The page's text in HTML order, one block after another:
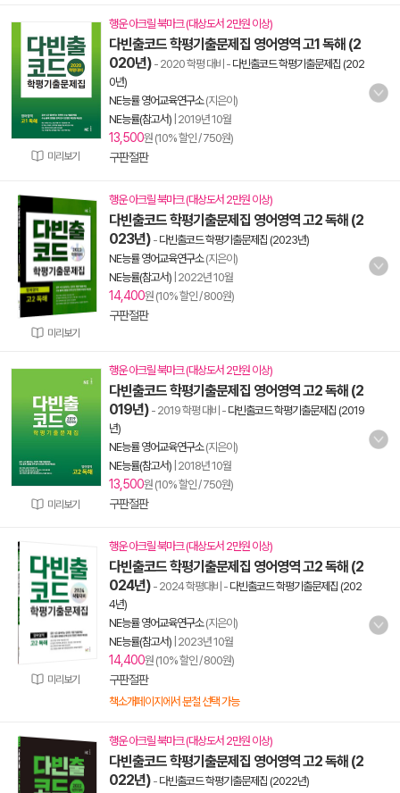
미리보기
행운 아크릴 북마크 (대상도서 2만원 이상)
다빈출코드 학평기출문제집 영어영역 고1 독해 (2
020년) - 2020 학평 대비 - 다빈출코드 학평기출문제집 (202
0년)
NE능률 영어교육연구소(지은이)
NE능률(참고서) 2019년 10월
13,500원 (10% 할인 / 750원)
구판절판
미리보기
행운 아크릴 북마크 (대상도서 2만원 이상)
다빈출코드 학평기출문제집 영어영역 고2 독해 (2
023년) - 다빈출코드 학평기출문제집 (2023년)
NE능률 영어교육연구소(지은이)
NE능률(참고서) 2022년 10월
14,400원 (10% 할인 / 800원)
구판절판
미리보기
행운 아크릴 북마크 (대상도서 2만원 이상)
다빈출코드 학평기출문제집 영어영역 고2 독해 (2
019년) - 2019 학평 대비 - 다빈출코드 학평기출문제집 (2019
년)
NE능률 영어교육연구소(지은이)
NE능률(참고서) 2018년 10월
13,500원 (10% 할인 / 750원)
구판절판
미리보기
행운 아크릴 북마크 (대상도서 2만원 이상)
다빈출코드 학평기출문제집 영어영역 고2 독해 (2
024년) - 2024 학평대비 - 다빈출코드 학평기출문제집 (202
4년)
NE능률 영어교육연구소(지은이)
NE능률(참고서) 2023년 10월
14,400원 (10% 할인 / 800원)
구판절판
책소개페이지에서 분철 선택 가능
행운 아크릴 북마크 (대상도서 2만원 이상)
다빈출코드 학평기출문제집 영어영역 고2 독해 (2
022년) - 다빈출코드 학평기출문제집 (2022년)